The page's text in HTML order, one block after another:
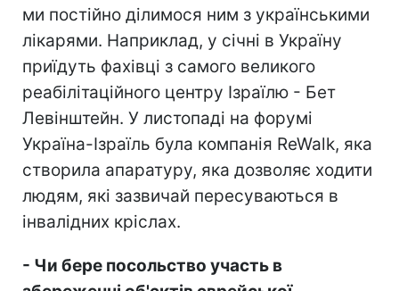
ми постійно ділимося ним з українськими
лікарями. Наприклад, у січні в Україну
приїдуть фахівці з самого великого
реабілітаційного центру Ізраїлю - Бет
Левінштейн. У листопаді на форумі
Україна-Ізраїль була компанія ReWalk, яка
створила апаратуру, яка дозволяє ходити
людям, які зазвичай пересуваються в
інвалідних кріслах.
- Чи бере посольство участь в